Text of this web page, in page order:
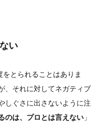
い
とられることはありま
、それに対してネガティブ
しぐさに出さないように注
のは、プロとは言えない 」